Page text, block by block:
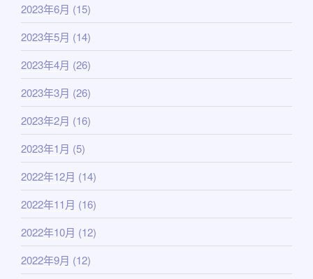
2023年6月 (15)
2023年5月 (14)
2023年4月 (26)
2023年3月 (26)
2023年2月 (16)
2023年1月 (5)
2022年12月 (14)
2022年11月 (16)
2022年10月 (12)
2022年9月 (12)